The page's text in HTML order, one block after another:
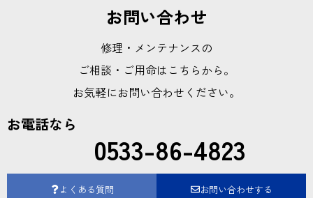
お問い合わせ
修理・メンテナンスの
ご相談・ご用命はこちらから。
お気軽にお問い合わせください。
お電話なら
0533-86-4823
よくある質問 お問い合わせする